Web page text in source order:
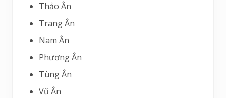
Thảo Ân
Trang Ân
Nam Ân
Phương Ân
Tùng Ân
Vũ Ân